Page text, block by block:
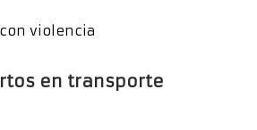
violencia
en transporte